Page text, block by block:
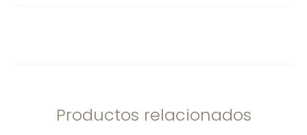
Productos relacionados